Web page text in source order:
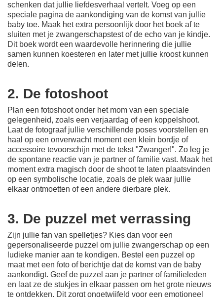
schenken dat jullie liefdesverhaal vertelt. Voeg op een
speciale pagina de aankondiging van de komst van jullie
baby toe. Maak het extra persoonlijk door het boek af te
sluiten met je zwangerschapstest of de echo van je kindje.
Dit boek wordt een waardevolle herinnering die jullie
samen kunnen koesteren en later met jullie kroost kunnen
delen.
2. De fotoshoot
Plan een fotoshoot onder het mom van een speciale
gelegenheid, zoals een verjaardag of een koppelshoot.
Laat de fotograaf jullie verschillende poses voorstellen en
haal op een onverwacht moment een klein bordje of
accessoire tevoorschijn met de tekst "Zwanger!". Zo leg je
de spontane reactie van je partner of familie vast. Maak het
moment extra magisch door de shoot te laten plaatsvinden
op een symbolische locatie, zoals de plek waar jullie
elkaar ontmoetten of een andere dierbare plek.
3. De puzzel met verrassing
Zijn jullie fan van spelletjes? Kies dan voor een
gepersonaliseerde puzzel om jullie zwangerschap op een
ludieke manier aan te kondigen. Bestel een puzzel op
maat met een foto of berichtje dat de komst van de baby
aankondigt. Geef de puzzel aan je partner of familieleden
en laat ze de stukjes in elkaar passen om het grote nieuws
te ontdekken. Dit zorgt ongetwijfeld voor een emotioneel